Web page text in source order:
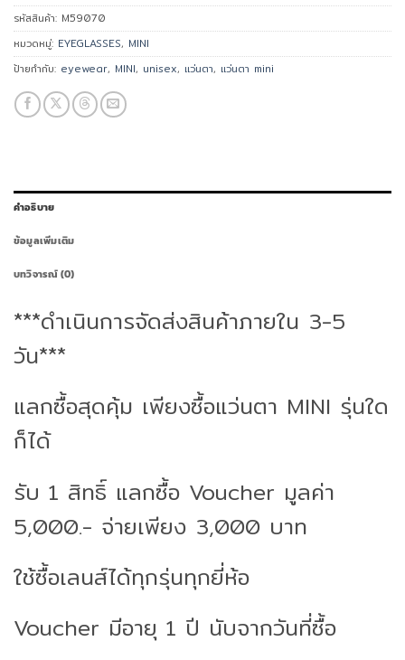
รหัสสินค้า: M59070
หมวดหมู่: EYEGLASSES, MINI
ป้ายกำกับ: eyewear, MINI, unisex, แว่นตา, แว่นตา mini
คำอธิบาย
ข้อมูลเพิ่มเติม
บทวิจารณ์ (0)
***ดำเนินการจัดส่งสินค้าภายใน 3-5
วัน***
แลกซื้อสุดคุ้ม เพียงซื้อแว่นตา MINI รุ่นใด
ก็ได้
รับ 1 สิทธิ์ แลกซื้อ Voucher มูลค่า
5,000.- จ่ายเพียง 3,000 บาท
ใช้ซื้อเลนส์ได้ทุกรุ่นทุกยี่ห้อ
Voucher มีอายุ 1 ปี นับจากวันที่ซื้อ